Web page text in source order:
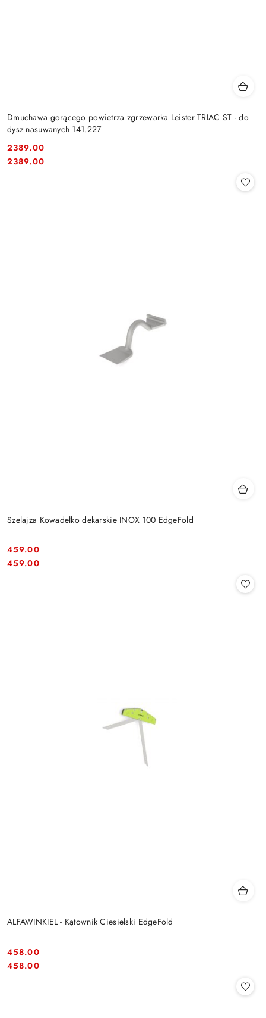
Dmuchawa gorącego powietrza zgrzewarka Leister TRIAC ST - do
dysz nasuwanych 141.227
Cena:
2389.00
Cena:
2389.00
Szelajza Kowadełko dekarskie INOX 100 EdgeFold
Cena:
459.00
Cena:
459.00
ALFAWINKIEL - Kątownik Ciesielski EdgeFold
Cena:
458.00
Cena:
458.00